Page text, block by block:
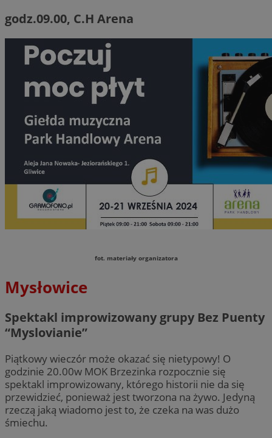
godz.09.00, C.H Arena
fot. materiały organizatora
Mysłowice
Spektakl improwizowany grupy Bez Puenty
“Myslovianie”
Piątkowy wieczór może okazać się nietypowy! O
godzinie 20.00w MOK Brzezinka rozpocznie się
spektakl improwizowany, którego historii nie da się
przewidzieć, ponieważ jest tworzona na żywo. Jedyną
rzeczą jaką wiadomo jest to, że czeka na was dużo
śmiechu.